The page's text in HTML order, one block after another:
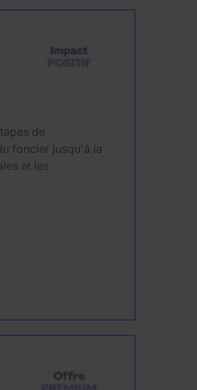
de
foncier jusqu'à la
et les